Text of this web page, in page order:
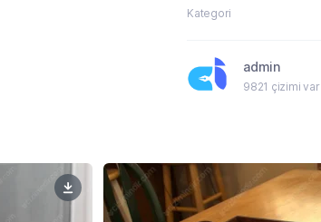
Kategori
admin
9821 çizimi var